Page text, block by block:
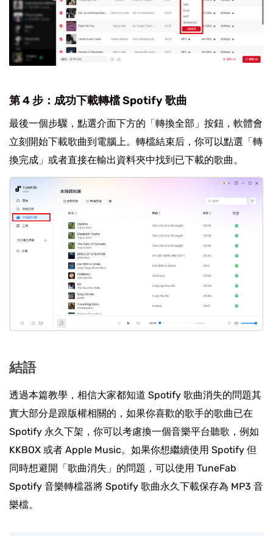
第 4 步：成功下載轉檔 Spotify 歌曲
最後一個步驟，點選介面下方的「轉換全部」按鈕，軟體會
立刻開始下載歌曲到電腦上。轉檔結束后，你可以點選「轉
換完成」或者直接在輸出資料夾中找到已下載的歌曲。
結語
透過本篇教學，相信大家都知道 Spotify 歌曲消失的問題其
實大部分是跟版權相關的，如果你喜歡的歌手的歌曲已在
Spotify 永久下架，你可以考慮換一個音樂平台聽歌，例如
KKBOX 或者 Apple Music。如果你想繼續使用 Spotify 但
同時想避開「歌曲消失」的問題，可以使用 TuneFab
Spotify 音樂轉檔器將 Spotify 歌曲永久下載保存為 MP3 音
樂檔。